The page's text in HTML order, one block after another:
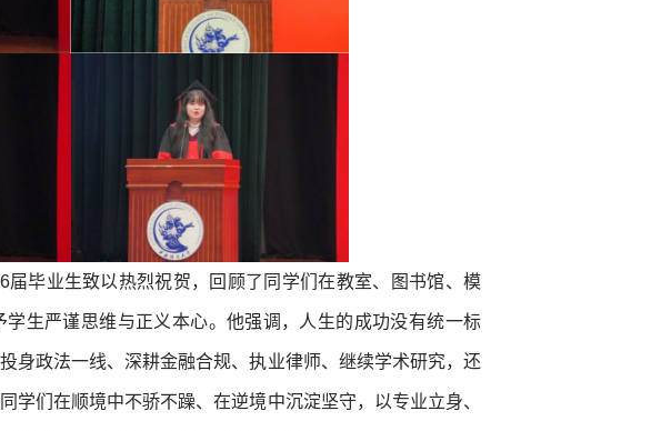
毕业生致以热烈祝贺，回顾了同学们在教室、图书馆、模
生严谨思维与正义本心。他强调，人生的成功没有统一标
政法一线、深耕金融合规、执业律师、继续学术研究，还
学们在顺境中不骄不躁、在逆境中沉淀坚守，以专业立身、